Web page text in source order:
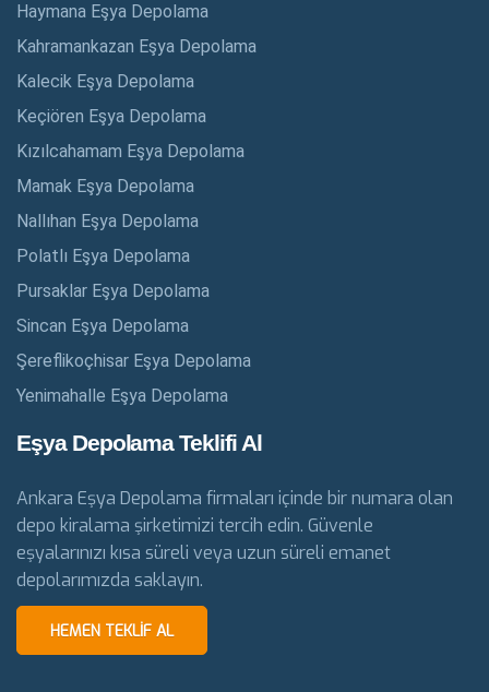
Haymana Eşya Depolama
Kahramankazan Eşya Depolama
Kalecik Eşya Depolama
Keçiören Eşya Depolama
Kızılcahamam Eşya Depolama
Mamak Eşya Depolama
Nallıhan Eşya Depolama
Polatlı Eşya Depolama
Pursaklar Eşya Depolama
Sincan Eşya Depolama
Şereflikoçhisar Eşya Depolama
Yenimahalle Eşya Depolama
Eşya Depolama Teklifi Al
Ankara Eşya Depolama firmaları içinde bir numara olan
depo kiralama şirketimizi tercih edin. Güvenle
eşyalarınızı kısa süreli veya uzun süreli emanet
depolarımızda saklayın.
HEMEN TEKLIF AL